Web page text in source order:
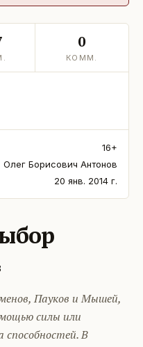
0
КОММ.
16+
Олег Борисович Антонов
20 янв. 2014 г.
Пауков и Мышей,
силы или
способностей. В